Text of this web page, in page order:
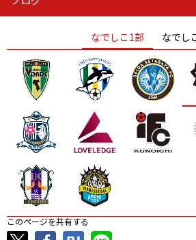
ニッパツ
ニッパツ 名古屋 静岡
なでしこ1部 なでし
このページを共有する